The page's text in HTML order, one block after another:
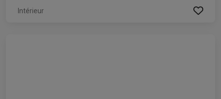
Intérieur